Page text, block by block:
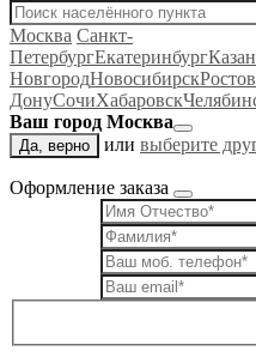
Москва Санкт-
ПетербургЕкатеринбург
НовгородНовосибирск
ДонуСочиХабаровск
Ваш город Москва
Да, верно или выберите
Оформление заказа